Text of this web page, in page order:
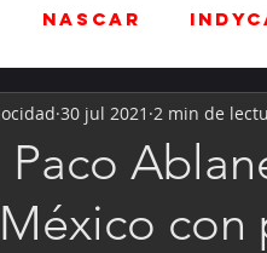
NASCAR
extranjero
Paco
30 jul 2021 2 min de